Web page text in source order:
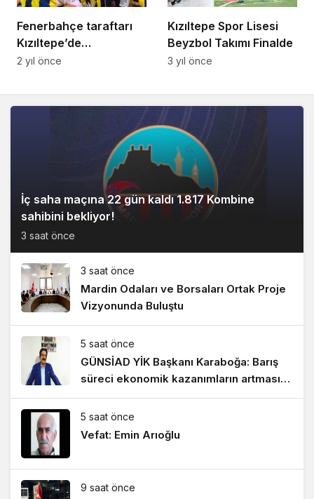
Fenerbahçe taraftarı
Kızıltepe’de
Galatasaray
2 yıl önce
Kızıltepe Spor Lisesi
Beyzbol Takımı Finalde
3 yıl önce
İç saha maçına 22 gün kaldı 1.817 Kombine
sahibini bekliyor!
3 saat önce
3 saat önce
Mardin Odaları ve Borsaları Ortak Proje
Vizyonunda Buluştu
5 saat önce
GÜNSİAD YİK Başkanı Karaboğa: Barış
süreci ekonomik kazanımların artmasını
sağlayacak!
5 saat önce
Vefat: Emin Arıoğlu
9 saat önce